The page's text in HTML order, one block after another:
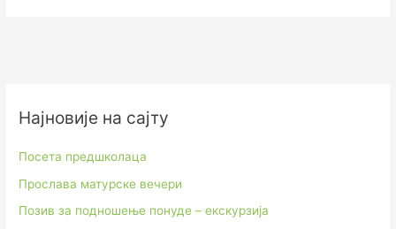
Најновије на сајту
Посета предшколаца
Прослава матурске вечери
Позив за подношење понуде – екскурзија